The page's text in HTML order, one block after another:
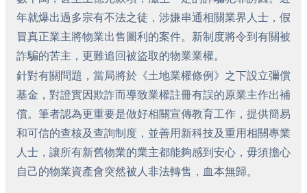
年就爆出過多宗有不法之徒，涉嫌串通相關業界人士，假
冒真正業主將物業出售圖利的案件。新制度將令到有關被
詐騙的苦主，更難追回被盜取的物業業權。
針對有關問題，當局將於《土地業權條例》之下設立彌償
基金，對證實因欺詐而導致業權註冊有誤的原業主作出補
償。筆者認為更重要是做好相關宣傳教育工作，提供簡易
和可信的查核及查詢制度，並善用新科技及重用相關專業
人士，讓所有新舊物業的業主都能夠感到安心，毋須擔心
自己的物業資產會突然被人非法轉售，血本無歸。